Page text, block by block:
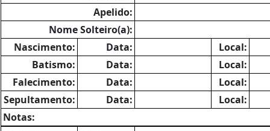
Apelido:
Nome Solteiro(a):
Nascimento:
Data:
Local:
Batismo:
Data:
Local:
Falecimento:
Data:
Local:
Sepultamento:
Data:
Local:
Notas: